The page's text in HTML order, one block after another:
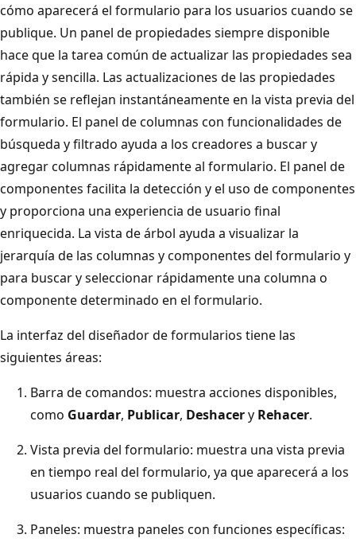
cómo aparecerá el formulario para los usuarios cuando se
publique. Un panel de propiedades siempre disponible
hace que la tarea común de actualizar las propiedades sea
rápida y sencilla. Las actualizaciones de las propiedades
también se reflejan instantáneamente en la vista previa del
formulario. El panel de columnas con funcionalidades de
búsqueda y filtrado ayuda a los creadores a buscar y
agregar columnas rápidamente al formulario. El panel de
componentes facilita la detección y el uso de componentes
y proporciona una experiencia de usuario final
enriquecida. La vista de árbol ayuda a visualizar la
jerarquía de las columnas y componentes del formulario y
para buscar y seleccionar rápidamente una columna o
componente determinado en el formulario.
La interfaz del diseñador de formularios tiene las
siguientes áreas:
Barra de comandos: muestra acciones disponibles,
como Guardar, Publicar, Deshacery Rehacer.
Vista previa del formulario: muestra una vista previa
en tiempo real del formulario, ya que aparecerá a los
usuarios cuando se publiquen.
Paneles: muestra paneles con funciones específicas: